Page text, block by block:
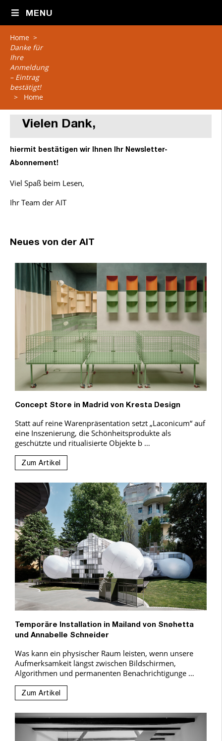
MENU
Home >
Danke für
Ihre
Anmeldung
– Eintrag
bestätigt!
> Home
Vielen Dank,
hiermit bestätigen wir Ihnen Ihr Newsletter-
Abonnement!
Viel Spaß beim Lesen,
Ihr Team der AIT
Neues von der AIT
Concept Store in Madrid von Kresta Design
Statt auf reine Warenpräsentation setzt „Laconicum“ auf
eine Inszenierung, die Schönheitsprodukte als
geschützte und ritualisierte Objekte b …
Zum Artikel
Temporäre Installation in Mailand von Snøhetta
und Annabelle Schneider
Was kann ein physischer Raum leisten, wenn unsere
Aufmerksamkeit längst zwischen Bildschirmen,
Algorithmen und permanenten Benachrichtigunge …
Zum Artikel